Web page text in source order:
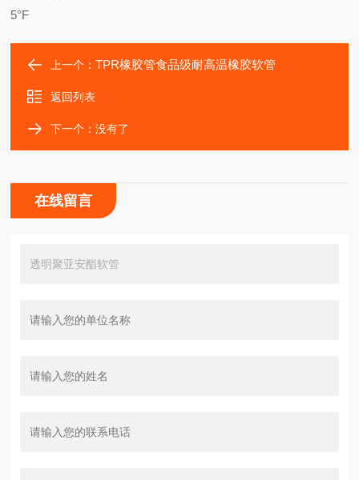
5°F
上一个：TPR橡胶管食品级耐高温橡胶软管
返回列表
下一个：没有了
在线留言